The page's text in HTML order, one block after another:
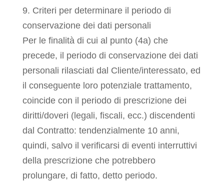
9. Criteri per determinare il periodo di
conservazione dei dati personali
Per le finalità di cui al punto (4a) che
precede, il periodo di conservazione dei dati
personali rilasciati dal Cliente/interessato, ed
il conseguente loro potenziale trattamento,
coincide con il periodo di prescrizione dei
diritti/doveri (legali, fiscali, ecc.) discendenti
dal Contratto: tendenzialmente 10 anni,
quindi, salvo il verificarsi di eventi interruttivi
della prescrizione che potrebbero
prolungare, di fatto, detto periodo.